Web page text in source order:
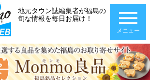
地元タウン誌編集者が福島の
旬な情報を毎日お届け！
メニュー